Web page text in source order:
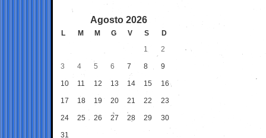
Agosto 2026
L M M G V S
D
1
2
3 4 5 6 7 8 9
10 11 12 13 14 15 16
17 18 19 20 21 22 23
24 25 26 27 28 29 30
31